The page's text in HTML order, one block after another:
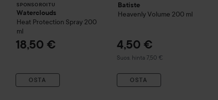
SPONSOROITU
Waterclouds
Heat Protection Spray 200
ml
18,50 €
OSTA
Batiste
Heavenly Volume 200 ml
4,50 €
Suos. hinta 7,50 €
Suositeltu hinta 7,50 €
OSTA